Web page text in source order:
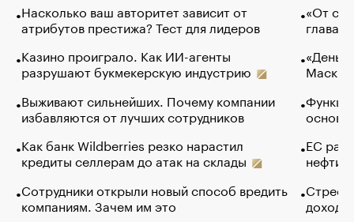
Насколько ваш авторитет зависит от
атрибутов престижа? Тест для лидеров
Казино проиграло. Как ИИ-агенты
разрушают букмекерскую индустрию
Выживают сильнейших. Почему компании
избавляются от лучших сотрудников
Как банк Wildberries резко нарастил
кредиты селлерам до атак на склады
Сотрудники открыли новый способ вредить
компаниям. Зачем им это
«От
глава
Маск в
основ
ЕС
нефти